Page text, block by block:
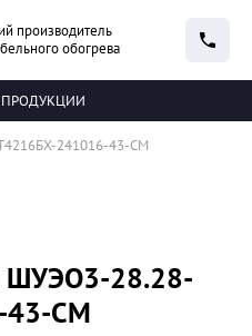
производитель
обогрева
ПРОДУКЦИИ
241016-43-СМ
ШУЭО3-28.28-
43-СМ